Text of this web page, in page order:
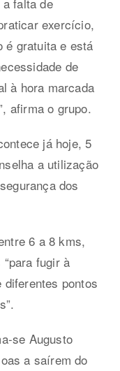
exercício,
gratuita e está
de
à hora marcada
afirma o grupo.
já hoje, 5
a utilização
dos
6 a 8 kms,
fugir à
diferentes pontos
se Augusto
a saírem do